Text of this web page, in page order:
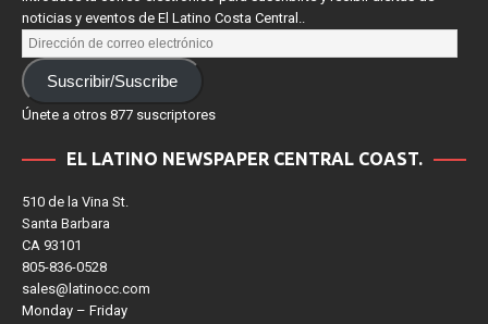
Introduce tu correo electrónico para suscribirte y recibir alertas de
noticias y eventos de El Latino Costa Central..
510 de la Vina St.
Santa Barbara
CA 93101
805-836-0528
sales@latinocc.com